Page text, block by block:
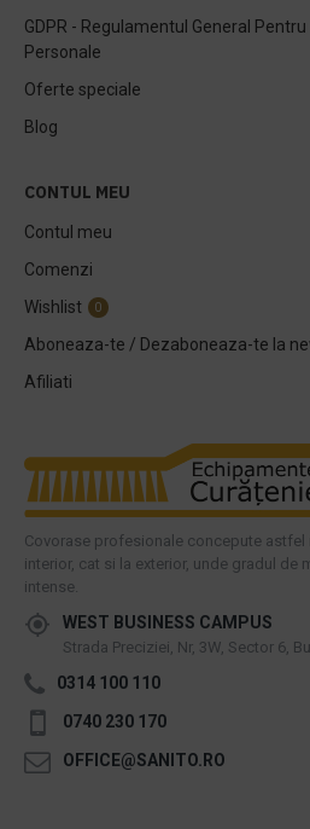
GDPR - Regulamentul General
Personale
Oferte speciale
Blog
CONTUL MEU
Contul meu
Comenzi
Wishlist
0
Aboneaza-te / Dezaboneaza-te la
Afiliati
Covorase profesionale concepute astfel
interior, cat si la exterior, unde gradul de
intense.
WEST BUSINESS CAMPUS
Strada Preciziei, Nr, 3W, Sector 6,
0314 100 110
0740 230 170
OFFICE@SANITO.RO